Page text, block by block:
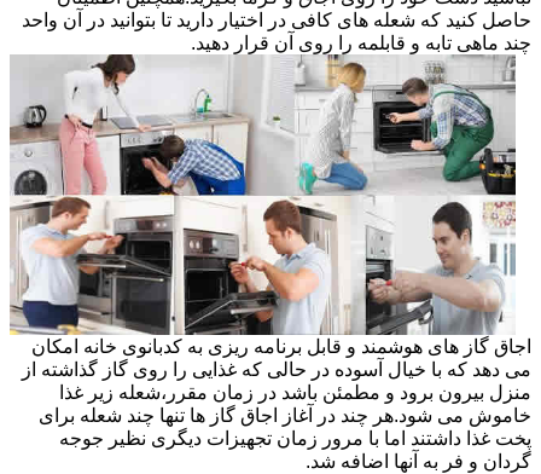
حاصل کنید که شعله های کافی در اختیار دارید تا بتوانید در آن واحد
چند ماهی تابه و قابلمه را روی آن قرار دهید.
اجاق گاز های هوشمند و قابل برنامه ریزی به کدبانوی خانه امکان
می دهد که با خیال آسوده در حالی که غذایی را روی گاز گذاشته از
منزل بیرون برود و مطمئن باشد در زمان مقرر،شعله زیر غذا
خاموش می شود.هر چند در آغاز اجاق گاز ها تنها چند شعله برای
پخت غذا داشتند اما با مرور زمان تجهیزات دیگری نظیر جوجه
گردان و فر به آنها اضافه شد.